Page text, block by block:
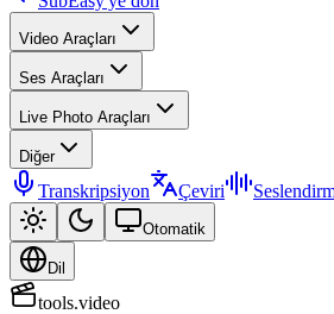
Video Araçları
Ses Araçları
Live Photo Araçları
Diğer
Transkripsiyon Çeviri
Otomatik
Dil
tools.video